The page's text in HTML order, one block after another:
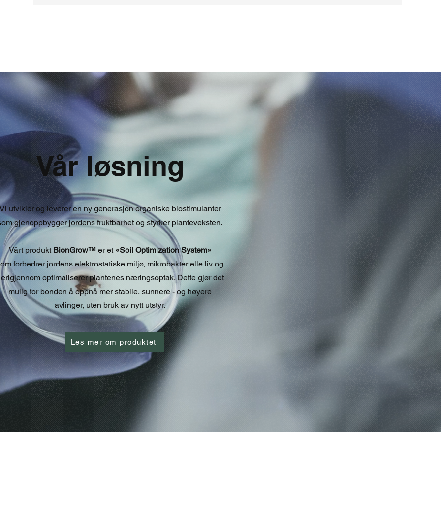
Vår løsning
utvikler og leverer en ny generasjon organiske biostimulanter
gjenoppbygger jordens fruktbarhet og styrker planteveksten.
Vårt produkt BionGrow™ er et «Soil Optimization System»
forbedrer jordens elektrostatiske miljø, mikrobakterielle liv og
optimaliserer plantenes næringsoptak. Dette gjør det
mulig for bonden å oppnå mer stabile, sunnere - og høyere
avlinger, uten bruk av nytt utstyr.
Les mer om produktet